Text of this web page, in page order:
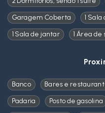
Garagem Coberta
1 Sala
1 Sala de jantar
1 Área de
Banco Bares e
Padaria
Posto de gasolina